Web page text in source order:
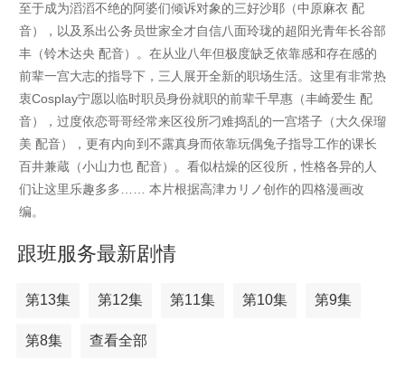
至于成为滔滔不绝的阿婆们倾诉对象的三好沙耶（中原麻衣 配
音），以及系出公务员世家全才自信八面玲珑的超阳光青年长谷部
丰（铃木达央 配音）。在从业八年但极度缺乏依靠感和存在感的
前辈一宫大志的指导下，三人展开全新的职场生活。这里有非常热
衷Cosplay宁愿以临时职员身份就职的前辈千早惠（丰崎爱生 配
音），过度依恋哥哥经常来区役所刁难捣乱的一宫塔子（大久保瑠
美 配音），更有内向到不露真身而依靠玩偶兔子指导工作的课长
百井兼蔵（小山力也 配音）。看似枯燥的区役所，性格各异的人
们让这里乐趣多多…… 本片根据高津カリノ创作的四格漫画改
编。
跟班服务最新剧情
第13集 第12集 第11集 第10集 第9集
第8集 查看全部